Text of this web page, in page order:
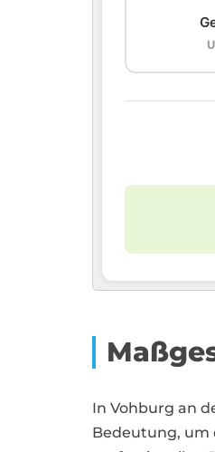
In Vohburg an
Bedeutung, um